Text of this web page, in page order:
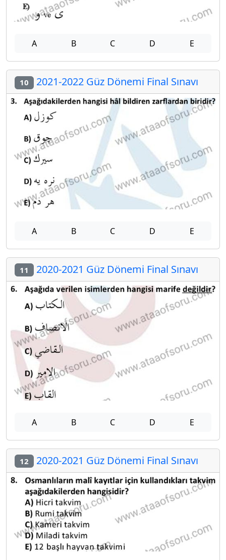
A B C D E
10 2021-2022 Güz Dönemi Final Sınavı
A B C D E
11 2020-2021 Güz Dönemi Final Sınavı
A B C D E
12 2020-2021 Güz Dönemi Final Sınavı